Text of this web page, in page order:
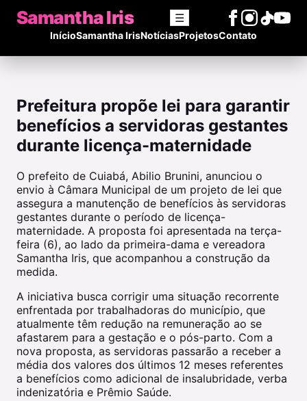
Samantha Iris ☰
InícioSamantha IrisNotíciasProjetosContato
Prefeitura propõe lei para garantir
benefícios a servidoras gestantes
durante licença-maternidade
O prefeito de Cuiabá, Abilio Brunini, anunciou o
envio à Câmara Municipal de um projeto de lei que
assegura a manutenção de benefícios às servidoras
gestantes durante o período de licença-
maternidade. A proposta foi apresentada na terça-
feira (6), ao lado da primeira-dama e vereadora
Samantha Iris, que acompanhou a construção da
medida.
A iniciativa busca corrigir uma situação recorrente
enfrentada por trabalhadoras do município, que
atualmente têm redução na remuneração ao se
afastarem para a gestação e o pós-parto. Com a
nova proposta, as servidoras passarão a receber a
média dos valores dos últimos 12 meses referentes
a benefícios como adicional de insalubridade, verba
indenizatória e Prêmio Saúde.